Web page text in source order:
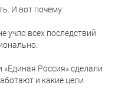
И вот почему:
учло всех последствий
«Единая Россия» сделали
и какие цели